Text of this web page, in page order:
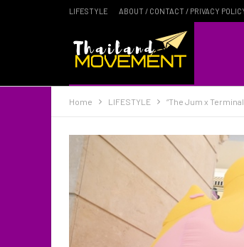
LIFESTYLE ABOUT / CONTACT / PRIVACY
Home LIFESTYLE “The Jum x